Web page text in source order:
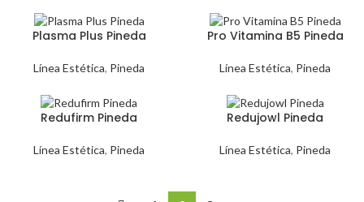
Plasma Plus Pineda
Línea Estética, Pineda
Pro Vitamina B5 Pineda
Línea Estética, Pineda
Redufirm Pineda
Línea Estética, Pineda
Redujowl Pineda
Línea Estética, Pineda